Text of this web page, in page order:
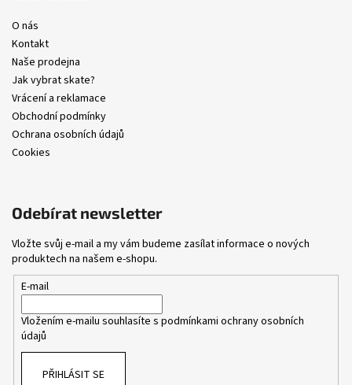
O nás
Kontakt
Naše prodejna
Jak vybrat skate?
Vrácení a reklamace
Obchodní podmínky
Ochrana osobních údajů
Cookies
Odebírat newsletter
Vložte svůj e-mail a my vám budeme zasílat informace o nových
produktech na našem e-shopu.
E-mail
Vložením e-mailu souhlasíte s podmínkami ochrany osobních
údajů
PŘIHLÁSIT SE